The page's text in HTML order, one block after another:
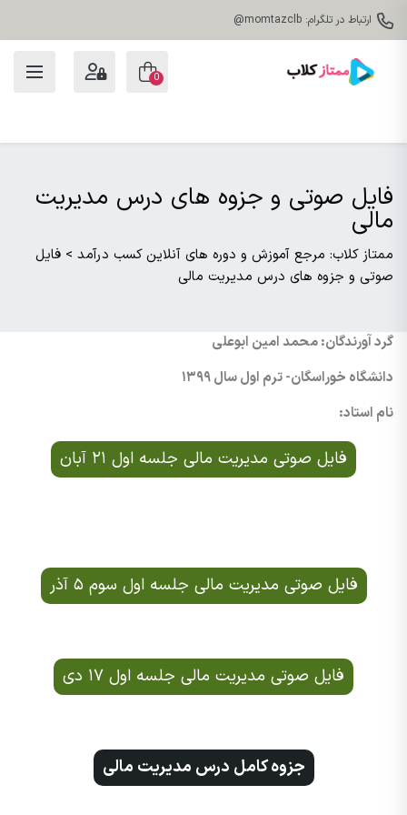
ارتباط در تلگرام: momtazclb@
0
فایل صوتی و جزوه های درس مدیریت
مالی
ممتاز کلاب: مرجع آموزش و دوره های آنلاین کسب درآمد > فایل
صوتی و جزوه های درس مدیریت مالی
گرد آورندگان: محمد امین ابوعلی
دانشگاه خوراسگان- ترم اول سال ۱۳۹۹
نام استاد:
فایل صوتی مدیریت مالی جلسه اول ۲۱ آبان
فایل صوتی مدیریت مالی جلسه اول سوم ۵ آذر
فایل صوتی مدیریت مالی جلسه اول ۱۷ دی
جزوه کامل درس مدیریت مالی